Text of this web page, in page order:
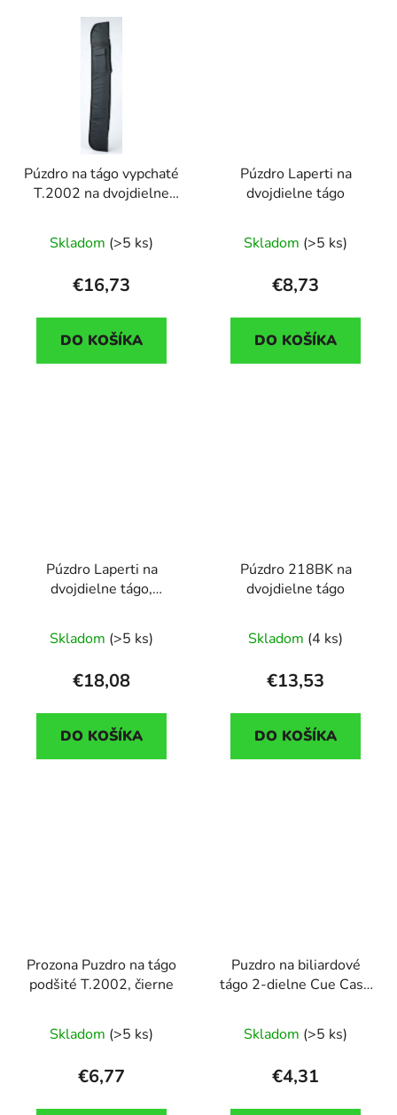
Púzdro na tágo vypchaté
T.2002 na dvojdielne
Skladom (>5 ks)
€16,73
DO KOŠÍKA
Púzdro Laperti na
dvojdielne tágo
Skladom (>5 ks)
€8,73
DO KOŠÍKA
Púzdro Laperti na
dvojdielne tágo,
Skladom (>5 ks)
€18,08
DO KOŠÍKA
Púzdro 218BK na
dvojdielne tágo
Skladom (4 ks)
€13,53
DO KOŠÍKA
Prozona Puzdro na tágo
podšité T.2002, čierne
Skladom (>5 ks)
€6,77
Puzdro na biliardové
tágo 2-dielne Cue Case
popruhom na plece
Skladom (>5 ks)
€4,31